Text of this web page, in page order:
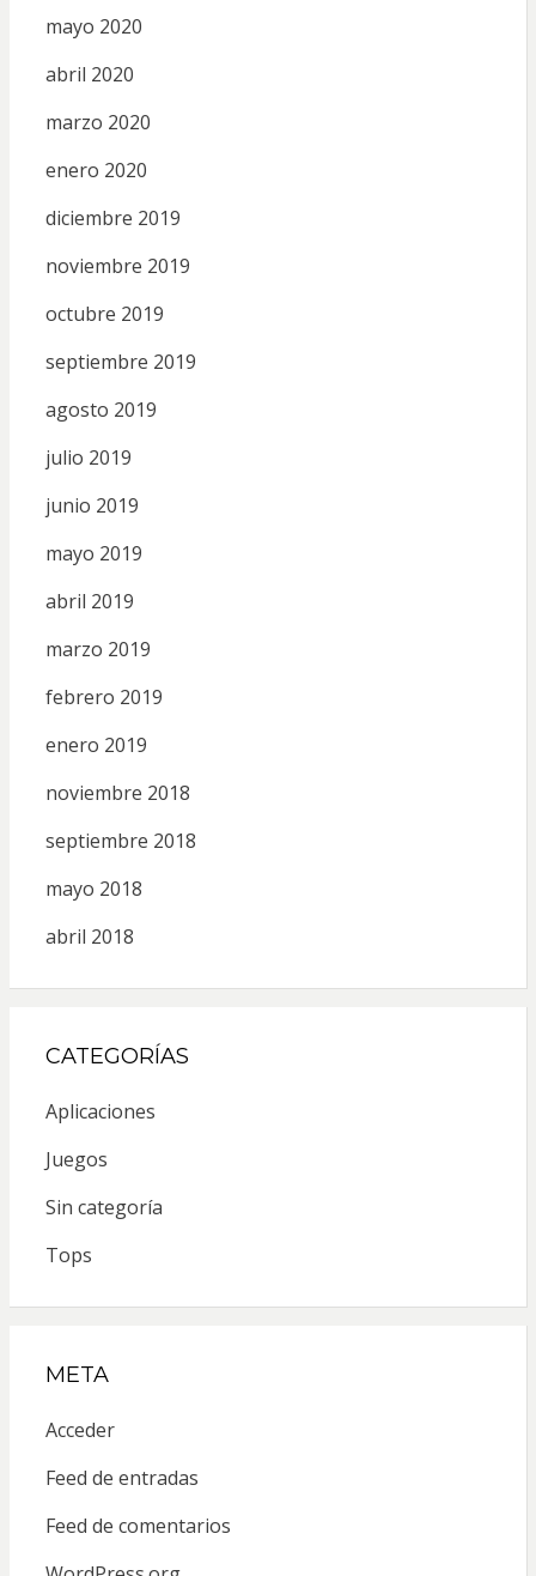
mayo 2020
abril 2020
marzo 2020
enero 2020
diciembre 2019
noviembre 2019
octubre 2019
septiembre 2019
agosto 2019
julio 2019
junio 2019
mayo 2019
abril 2019
marzo 2019
febrero 2019
enero 2019
noviembre 2018
septiembre 2018
mayo 2018
abril 2018
CATEGORÍAS
Aplicaciones
Juegos
Sin categoría
Tops
META
Acceder
Feed de entradas
Feed de comentarios